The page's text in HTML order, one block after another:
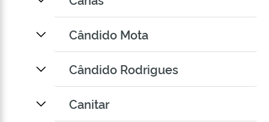
Cândido Mota
Cândido Rodrigues
Canitar